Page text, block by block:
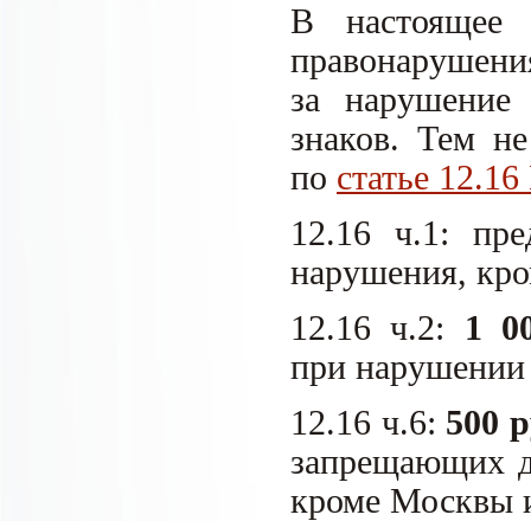
В настоящее
за нарушение
знаков. Тем
по статье
12.16 ч.1:
нарушения,
12.16 ч.2: 1
при нарушении
12.16 ч.6: 500
запрещающих
кроме Москвы